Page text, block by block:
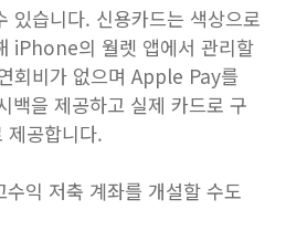
있습니다. 신용카드는 색상으로
iPhone의 월렛 앱에서 관리할
회비가 없으며 Apple Pay를
백을 제공하고 실제 카드로 구
공합니다.
익 저축 계좌를 개설할 수도